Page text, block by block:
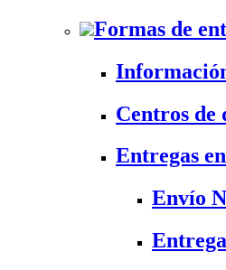
Formas de
Centros
Entregas
Envío